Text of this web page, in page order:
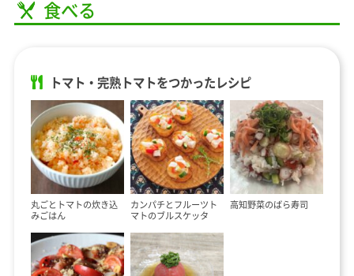
食べる
トマト・完熟トマトをつかったレシピ
丸ごとトマトの炊き込
みごはん
カンパチとフルーツト
マトのブルスケッタ
高知野菜のばら寿司